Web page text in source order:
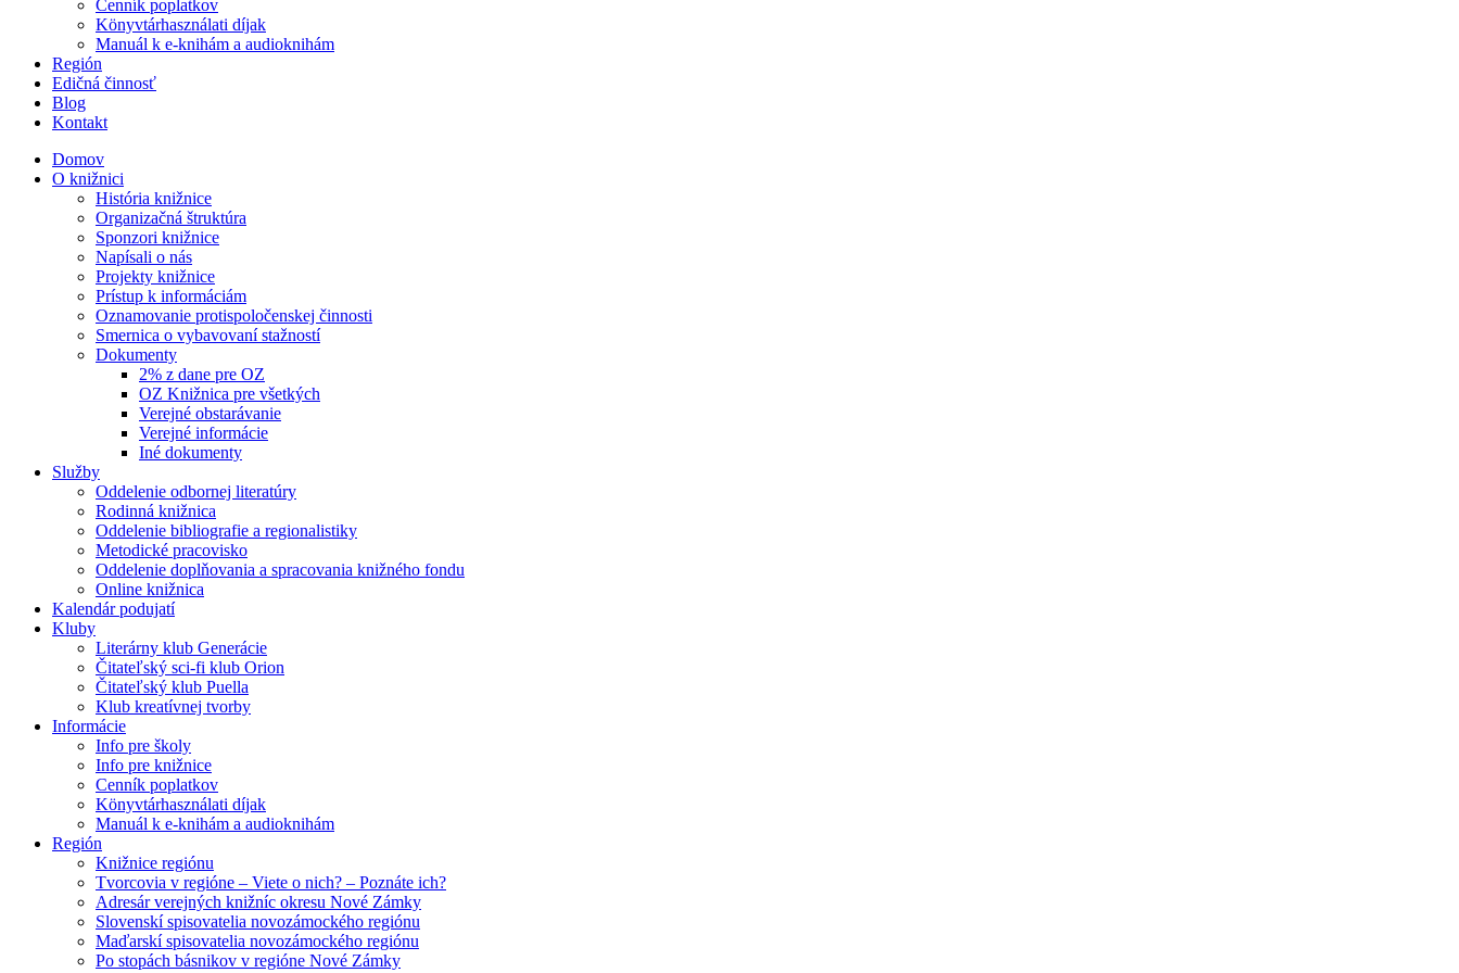
Cenník poplatkov
Könyvtárhasználati díjak
Manuál k e-knihám a audioknihám
Región
Edičná činnosť
Blog
Kontakt
Domov
O knižnici
História knižnice
Organizačná štruktúra
Sponzori knižnice
Napísali o nás
Projekty knižnice
Prístup k informáciám
Oznamovanie protispoločenskej činnosti
Smernica o vybavovaní stažností
Dokumenty
2% z dane pre OZ
OZ Knižnica pre všetkých
Verejné obstarávanie
Verejné informácie
Iné dokumenty
Služby
Oddelenie odbornej literatúry
Rodinná knižnica
Oddelenie bibliografie a regionalistiky
Metodické pracovisko
Oddelenie doplňovania a spracovania knižného fondu
Online knižnica
Kalendár podujatí
Kluby
Literárny klub Generácie
Čitateľský sci-fi klub Orion
Čitateľský klub Puella
Klub kreatívnej tvorby
Informácie
Info pre školy
Info pre knižnice
Cenník poplatkov
Könyvtárhasználati díjak
Manuál k e-knihám a audioknihám
Región
Knižnice regiónu
Tvorcovia v regióne – Viete o nich? – Poznáte ich?
Adresár verejných knižníc okresu Nové Zámky
Slovenskí spisovatelia novozámockého regiónu
Maďarskí spisovatelia novozámockého regiónu
Po stopách básnikov v regióne Nové Zámky